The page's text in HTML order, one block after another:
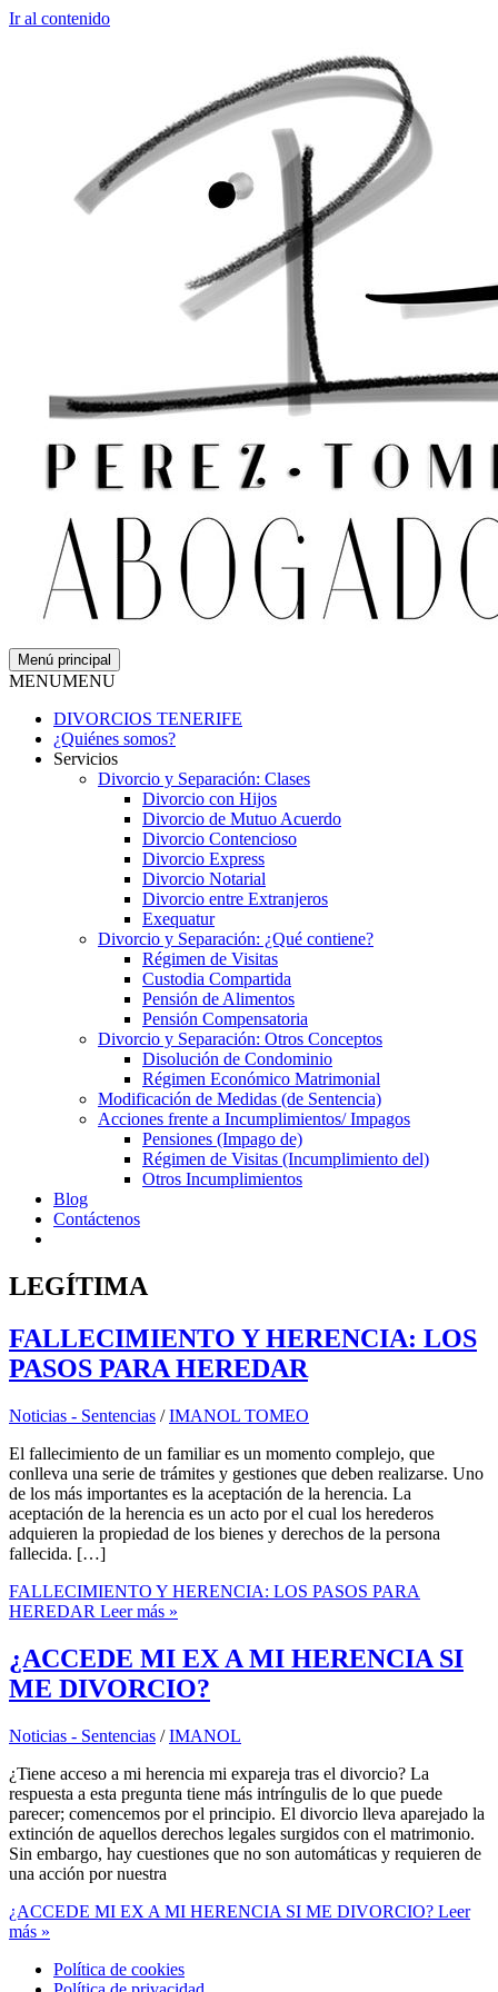
Ir al contenido
Menú principal
MENUMENU
DIVORCIOS TENERIFE
¿Quiénes somos?
Servicios
Divorcio y Separación: Clases
Divorcio con Hijos
Divorcio de Mutuo Acuerdo
Divorcio Contencioso
Divorcio Express
Divorcio Notarial
Divorcio entre Extranjeros
Exequatur
Divorcio y Separación: ¿Qué contiene?
Régimen de Visitas
Custodia Compartida
Pensión de Alimentos
Pensión Compensatoria
Divorcio y Separación: Otros Conceptos
Disolución de Condominio
Régimen Económico Matrimonial
Modificación de Medidas (de Sentencia)
Acciones frente a Incumplimientos/ Impagos
Pensiones (Impago de)
Régimen de Visitas (Incumplimiento del)
Otros Incumplimientos
Blog
Contáctenos
LEGÍTIMA
FALLECIMIENTO Y HERENCIA: LOS
PASOS PARA HEREDAR
Noticias - Sentencias /IMANOL TOMEO
El fallecimiento de un familiar es un momento complejo, que
conlleva una serie de trámites y gestiones que deben realizarse. Uno
de los más importantes es la aceptación de la herencia. La
aceptación de la herencia es un acto por el cual los herederos
adquieren la propiedad de los bienes y derechos de la persona
fallecida. […]
FALLECIMIENTO Y HERENCIA: LOS PASOS PARA
HEREDAR Leer más »
¿ACCEDE MI EX A MI HERENCIA SI
ME DIVORCIO?
Noticias - Sentencias /IMANOL
¿Tiene acceso a mi herencia mi expareja tras el divorcio? La
respuesta a esta pregunta tiene más intríngulis de lo que puede
parecer; comencemos por el principio. El divorcio lleva aparejado la
extinción de aquellos derechos legales surgidos con el matrimonio.
Sin embargo, hay cuestiones que no son automáticas y requieren de
una acción por nuestra
¿ACCEDE MI EX A MI HERENCIA SI ME DIVORCIO? Leer
más »
Política de cookies